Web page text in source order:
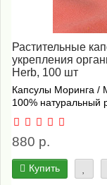
Растительные
укрепления
Herb, 100 шт
Капсулы Моринга /
100% натуральный
880 р.
Купить